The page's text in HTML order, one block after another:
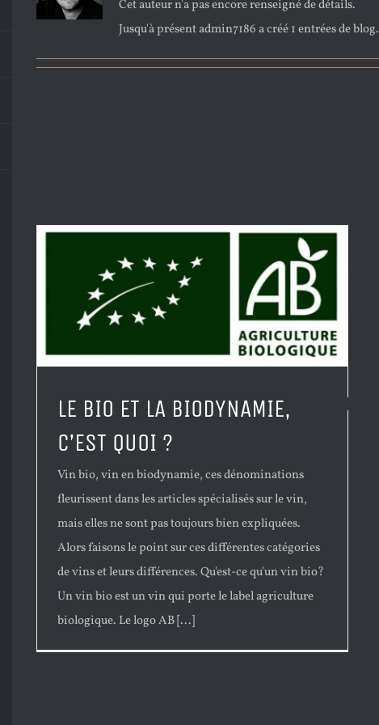
Cet auteur n'a pas encore renseigné de détails.
Jusqu'à présent admin7186 a créé 1 entrées de blog.
LE BIO ET LA BIODYNAMIE,
C’EST QUOI ?
Vin bio, vin en biodynamie, ces dénominations
fleurissent dans les articles spécialisés sur le vin,
mais elles ne sont pas toujours bien expliquées.
Alors faisons le point sur ces différentes catégories
de vins et leurs différences. Qu'est-ce qu'un vin bio?
Un vin bio est un vin qui porte le label agriculture
biologique. Le logo AB [...]